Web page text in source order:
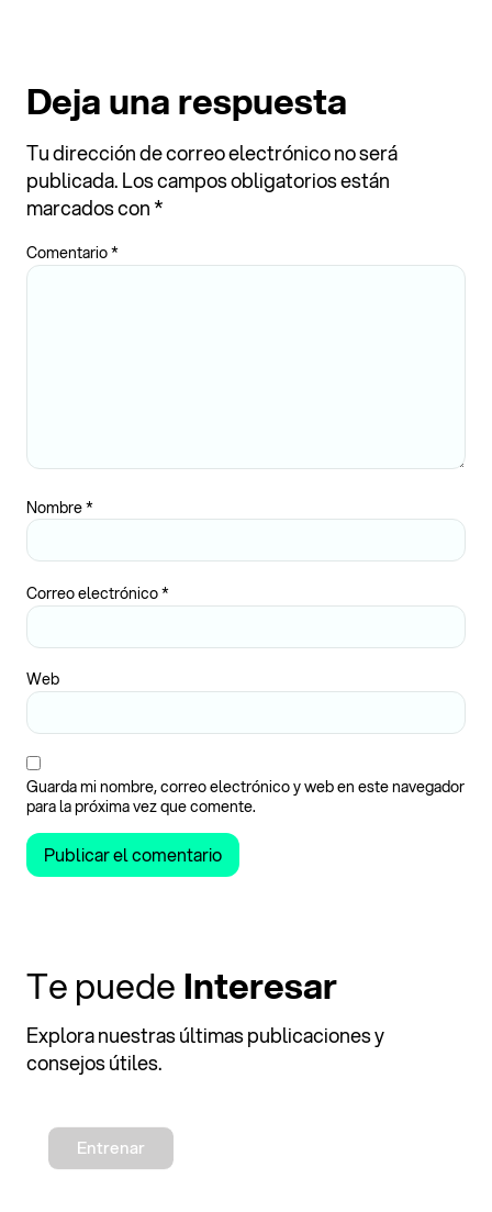
Deja una respuesta
Tu dirección de correo electrónico no será
publicada.Los campos obligatorios están
marcados con*
Comentario*
Nombre*
Correo electrónico*
Web
Guarda mi nombre, correo electrónico y web en este navegador
para la próxima vez que comente.
Te puedeInteresar
Explora nuestras últimas publicaciones y
consejos útiles.
Entrenar